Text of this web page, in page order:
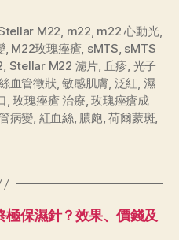
M22, m22, m22 心動光,
, M22玫瑰痤瘡, sMTS, sMTS
, Stellar M22 濾片, 丘疹, 光子
血管徵狀,敏感肌膚, 泛紅, 濕
,玫瑰痤瘡 治療,玫瑰痤瘡成
病變, 紅血絲, 膿皰,荷爾蒙斑,
極保濕針？效果、價錢及